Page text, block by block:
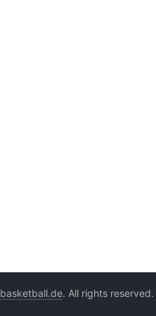
basketball.de. All rights reserved.